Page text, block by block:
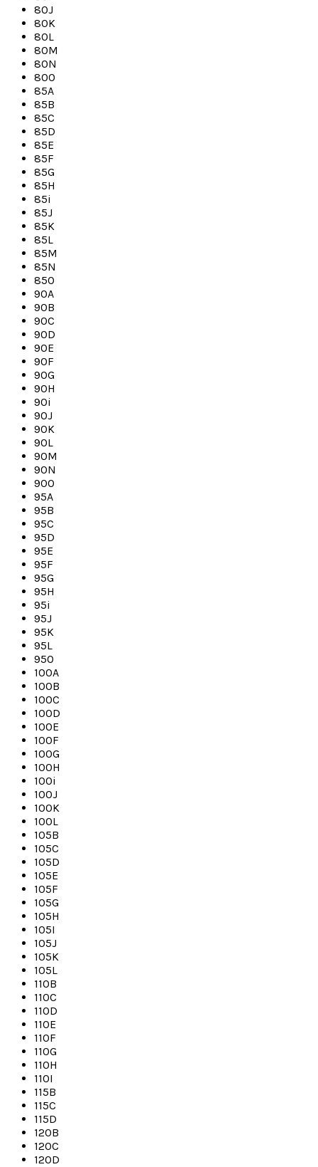
80J
80K
80L
80M
80N
80O
85A
85B
85C
85D
85E
85F
85G
85H
85i
85J
85K
85L
85M
85N
85O
90A
90B
90C
90D
90E
90F
90G
90H
90i
90J
90K
90L
90M
90N
90O
95A
95B
95C
95D
95E
95F
95G
95H
95i
95J
95K
95L
95O
100A
100B
100C
100D
100E
100F
100G
100H
100i
100J
100K
100L
105B
105C
105D
105E
105F
105G
105H
105I
105J
105K
105L
110B
110C
110D
110E
110F
110G
110H
110I
115B
115C
115D
120B
120C
120D